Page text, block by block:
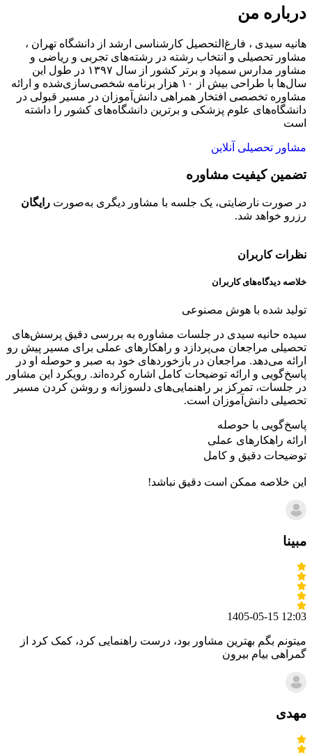
درباره من
هانیه سیدی ، فارغ‌التحصیل کارشناسی ارشد از دانشگاه تهران ،
مشاور تحصیلی و انتخاب رشته در رشته‌های تجربی و ریاضی و
مشاور مدارس سمپاد و برتر کشور از سال ۱۳۹۷ در طول این
سال‌ها با طراحی بیش از ۱۰ هزار برنامه شخصی‌سازی‌شده و ارائه
مشاوره تخصصی افتخار همراهی دانش‌آموزان در مسیر قبولی در
دانشگاه‌های علوم پزشکی و برترین دانشگاه‌های کشور را داشته
است
مشاور تحصیلی آنلاین
تضمین کیفیت مشاوره
در صورت نارضایتی، یک جلسه با مشاور دیگری به‌صورت رایگان
رزرو خواهد شد.
نظرات کاربران
خلاصه دیدگاه‌های کاربران
تولید شده با هوش مصنوعی
سیده حانیه سیدی در جلسات مشاوره به بررسی دقیق پرسش‌های
تحصیلی مراجعان می‌پردازد و راهکارهای عملی برای مسیر پیش رو
ارائه می‌دهد. مراجعان در بازخوردهای خود به صبر و حوصله او در
پاسخ‌گویی و ارائه توضیحات کامل اشاره کرده‌اند. رویکرد این مشاور
در جلسات، تمرکز بر راهنمایی‌های دلسوزانه و روشن کردن مسیر
تحصیلی دانش‌آموزان است.
پاسخ‌گویی با حوصله
ارائه راهکارهای عملی
توضیحات دقیق و کامل
این خلاصه ممکن است دقیق نباشد!
مبینا
1405-05-15 12:03
میتونم بگم بهترین مشاور بود، درست راهنمایی کرد، کمک کرد از
گمراهی بیام بیرون
مهدی